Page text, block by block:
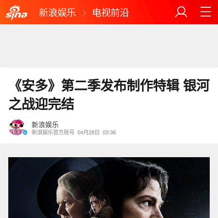
新浪娱乐 电视前沿
《安多》第二季发布制作特辑 银河
之战迎完结
新浪娱乐
新浪娱乐官方账号 04月28日 03:36